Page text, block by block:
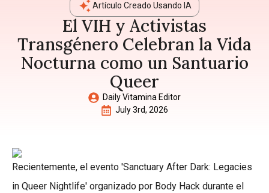
Artículo Creado Usando IA
El VIH y Activistas
Transgénero Celebran la Vida
Nocturna como un Santuario
Queer
Daily Vitamina Editor
July 3rd, 2026
Recientemente, el evento 'Sanctuary After Dark: Legacies
in Queer Nightlife' organizado por Body Hack durante el